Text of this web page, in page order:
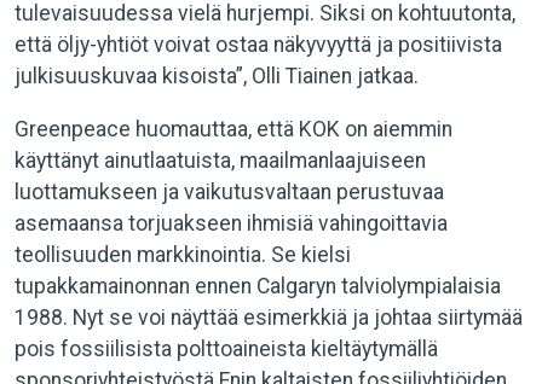
tulevaisuudessa vielä hurjempi. Siksi on kohtuutonta,
että öljy-yhtiöt voivat ostaa näkyvyyttä ja positiivista
julkisuuskuvaa kisoista”, Olli Tiainen jatkaa.
Greenpeace huomauttaa, että KOK on aiemmin
käyttänyt ainutlaatuista, maailmanlaajuiseen
luottamukseen ja vaikutusvaltaan perustuvaa
asemaansa torjuakseen ihmisiä vahingoittavia
teollisuuden markkinointia. Se kielsi
tupakkamainonnan ennen Calgaryn talviolympialaisia
1988. Nyt se voi näyttää esimerkkiä ja johtaa siirtymää
pois fossiilisista polttoaineista kieltäytymällä